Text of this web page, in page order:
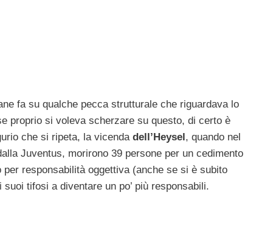
fa su qualche pecca strutturale che riguardava lo
proprio si voleva scherzare su questo, di certo è
che si ripeta, la vicenda dell’Heysel, quando nel
Juventus, morirono 39 persone per un cedimento
responsabilità oggettiva (anche se si è subito
tifosi a diventare un po’ più responsabili.